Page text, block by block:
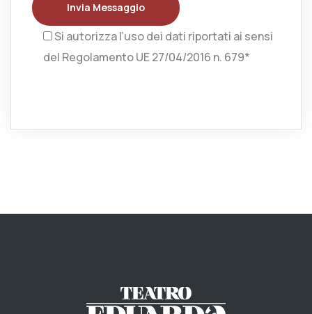
Invia Messaggio
Si autorizza l’uso dei dati riportati ai sensi
del Regolamento UE 27/04/2016 n. 679*